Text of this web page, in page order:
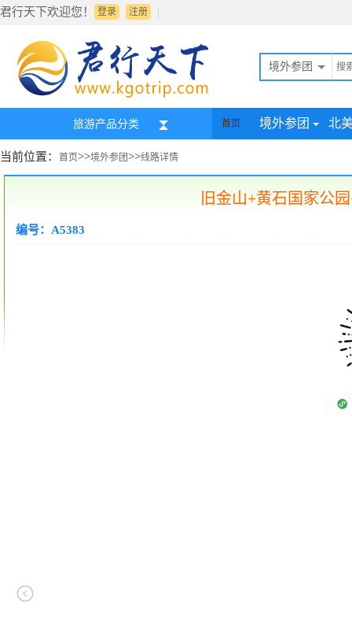
君行天下欢迎您！ 登录 |
注册
境外参团
旅游产品分类 首页 境外参团 北
当前位置： 首页>>境外参团>>线路详情
旧金山+黄石国家公
编号：A5383